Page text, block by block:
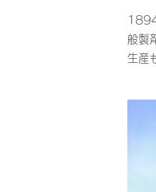
般製
生産